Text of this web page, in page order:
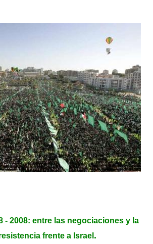
- 2008: entre las negociaciones y la
frente a Israel .